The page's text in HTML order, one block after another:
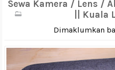
Sewa Kamera / Lens /
|| Kuala
Dimaklumkan